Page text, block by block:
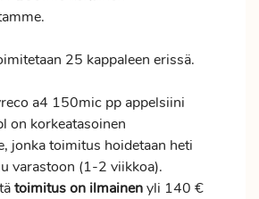
25 kappaleen erissä.
a4 150mic pp appelsiini
on korkeatasoinen
jonkatoimitus hoidetaan heti
varastoon (1-2 viikkoa).
toimituson ilmainenyli 140 €